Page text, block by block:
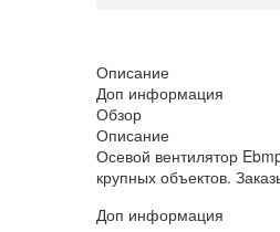
Описание
Доп информация
Обзор
Описание
Осевой вентилятор
крупных объектов.
Доп информация